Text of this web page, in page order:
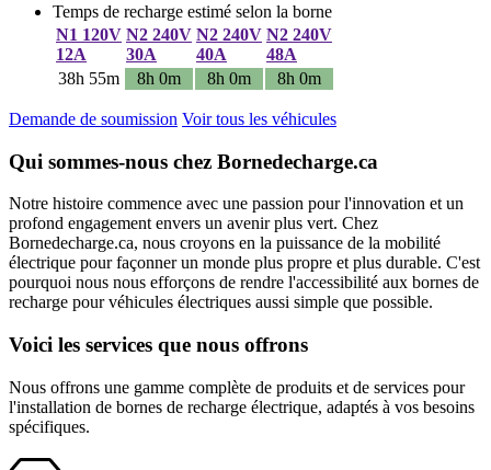
Temps de recharge estimé selon la borne
N1 120V
12A
N2 240V
30A
N2 240V
40A
N2 240V
48A
38h 55m
8h 0m 8h 0m 8h 0m
Demande de soumission Voir tous les véhicules
Qui sommes-nous chez Bornedecharge.ca
Notre histoire commence avec une passion pour l'innovation et un
profond engagement envers un avenir plus vert. Chez
Bornedecharge.ca, nous croyons en la puissance de la mobilité
électrique pour façonner un monde plus propre et plus durable. C'est
pourquoi nous nous efforçons de rendre l'accessibilité aux bornes de
recharge pour véhicules électriques aussi simple que possible.
Voici les services que nous offrons
Nous offrons une gamme complète de produits et de services pour
l'installation de bornes de recharge électrique, adaptés à vos besoins
spécifiques.